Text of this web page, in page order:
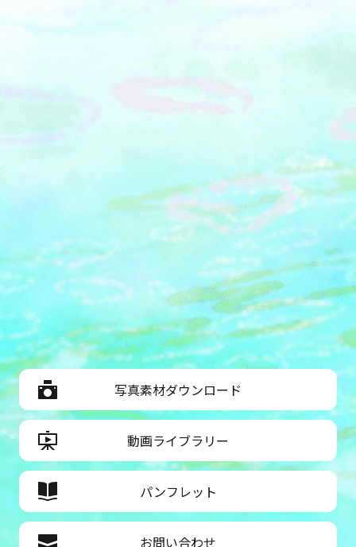
写真素材ダウンロード
動画ライブラリー
パンフレット
お問い合わせ